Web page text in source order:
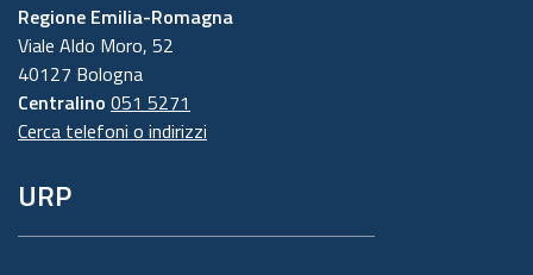
Regione Emilia-Romagna
Viale Aldo Moro, 52
40127 Bologna
Centralino 051 5271
Cerca telefoni o indirizzi
URP